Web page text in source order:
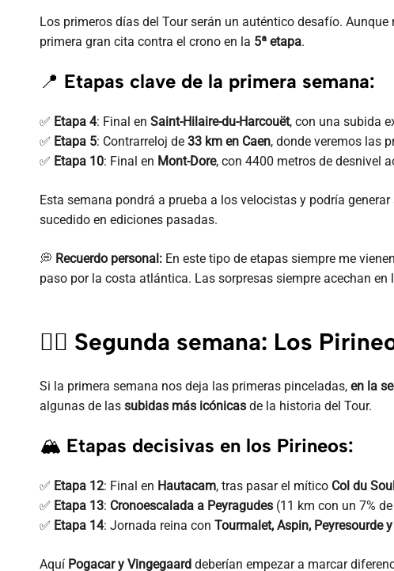
Los primeros días del Tour serán un auténtico desafío.
primera gran cita contra el crono en la 5ª etapa.
📍 Etapas clave de la primera semana:
✅ Etapa 4: Final en Saint-Hilaire-du-Harcouët, con una subida
✅ Etapa 5: Contrarreloj de 33 km en Caen, donde veremos las
✅ Etapa 10: Final en Mont-Dore, con 4400 metros de desnivel
Esta semana pondrá a prueba a los velocistas y podría generar
sucedido en ediciones pasadas.
💭 Recuerdo personal: En este tipo de etapas siempre me
paso por la costa atlántica. Las sorpresas siempre acechan en
🚵‍♂️ Segunda semana: Los
Si la primera semana nos deja las primeras pinceladas, en la
algunas de las subidas más icónicas de la historia del Tour.
🏔 Etapas decisivas en los Pirineos:
✅ Etapa 12: Final en Hautacam, tras pasar el mítico Col du
✅ Etapa 13: Cronoescalada a Peyragudes (11 km con un 7%
✅ Etapa 14: Jornada reina con Tourmalet, Aspin, Peyresourde
Aquí Pogacar y Vingegaard deberían empezar a marcar